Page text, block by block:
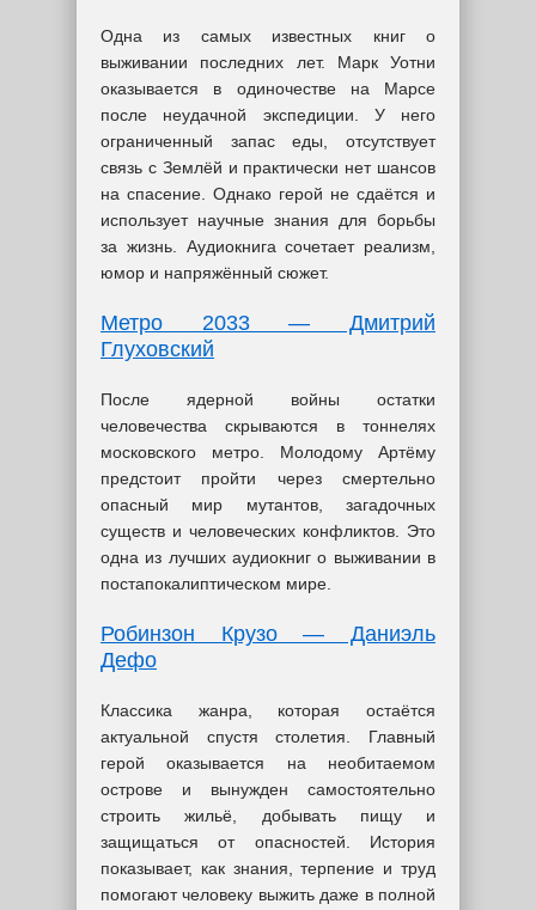
Одна из самых известных книг о
выживании последних лет. Марк Уотни
оказывается в одиночестве на Марсе
после неудачной экспедиции. У него
ограниченный запас еды, отсутствует
связь с Землёй и практически нет шансов
на спасение. Однако герой не сдаётся и
использует научные знания для борьбы
за жизнь. Аудиокнига сочетает реализм,
юмор и напряжённый сюжет.
Метро 2033 — Дмитрий
Глуховский
После ядерной войны остатки
человечества скрываются в тоннелях
московского метро. Молодому Артёму
предстоит пройти через смертельно
опасный мир мутантов, загадочных
существ и человеческих конфликтов. Это
одна из лучших аудиокниг о выживании в
постапокалиптическом мире.
Робинзон Крузо — Даниэль
Дефо
Классика жанра, которая остаётся
актуальной спустя столетия. Главный
герой оказывается на необитаемом
острове и вынужден самостоятельно
строить жильё, добывать пищу и
защищаться от опасностей. История
показывает, как знания, терпение и труд
помогают человеку выжить даже в полной